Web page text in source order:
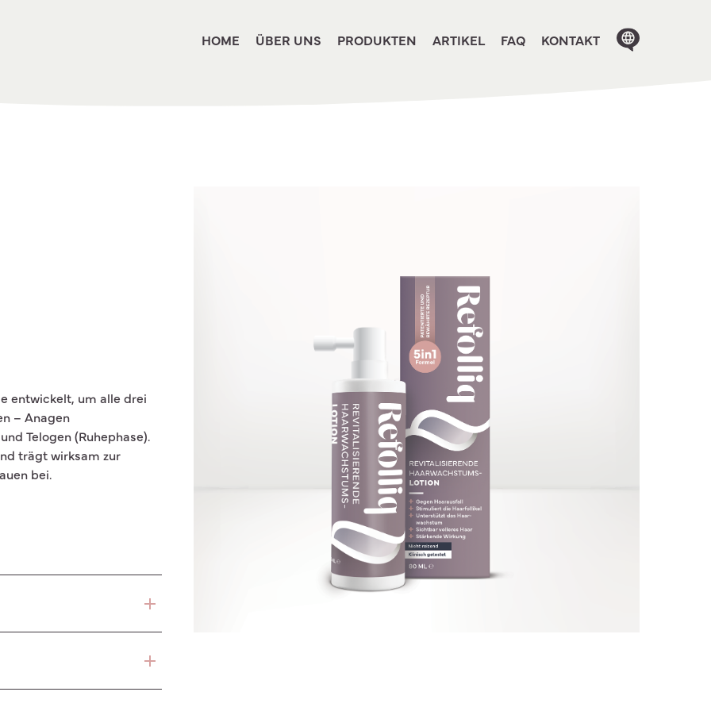
HOME ÜBER UNS PRODUKTEN ARTIKEL FAQ KONTAKT
OPEN
MENU
entwickelt, um alle drei
– Anagen
Telogen (Ruhephase).
trägt wirksam zur
bei.
Camellia Sinensis
menu